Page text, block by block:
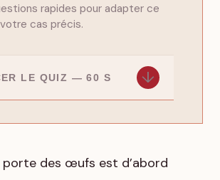
rapides pour adapter ce
cas précis.
LE QUIZ — 60 S ↓
porte des œufs est d’abord